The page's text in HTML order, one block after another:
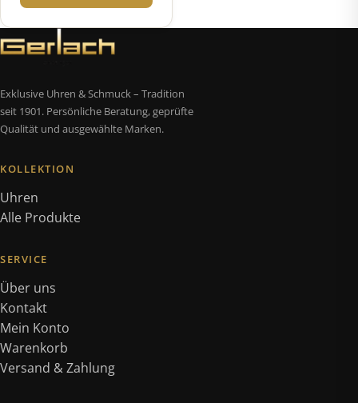
Exklusive Uhren & Schmuck – Tradition
seit 1901. Persönliche Beratung, geprüfte
Qualität und ausgewählte Marken.
KOLLEKTION
Uhren
Alle Produkte
SERVICE
Über uns
Kontakt
Mein Konto
Warenkorb
Versand & Zahlung